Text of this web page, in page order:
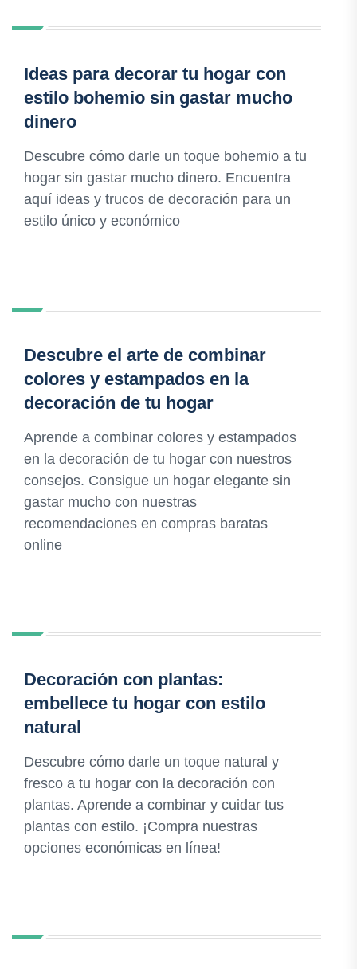
Ideas para decorar tu hogar con
estilo bohemio sin gastar mucho
dinero
Descubre cómo darle un toque bohemio a tu
hogar sin gastar mucho dinero. Encuentra
aquí ideas y trucos de decoración para un
estilo único y económico
Descubre el arte de combinar
colores y estampados en la
decoración de tu hogar
Aprende a combinar colores y estampados
en la decoración de tu hogar con nuestros
consejos. Consigue un hogar elegante sin
gastar mucho con nuestras
recomendaciones en compras baratas
online
Decoración con plantas:
embellece tu hogar con estilo
natural
Descubre cómo darle un toque natural y
fresco a tu hogar con la decoración con
plantas. Aprende a combinar y cuidar tus
plantas con estilo. ¡Compra nuestras
opciones económicas en línea!